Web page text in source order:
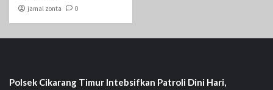
jamal zonta 0
Polsek Cikarang Timur Intebsifkan Patroli Dini Hari,